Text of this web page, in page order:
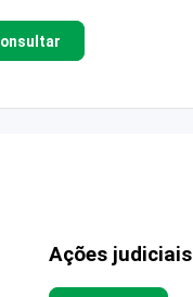
Ações judiciais